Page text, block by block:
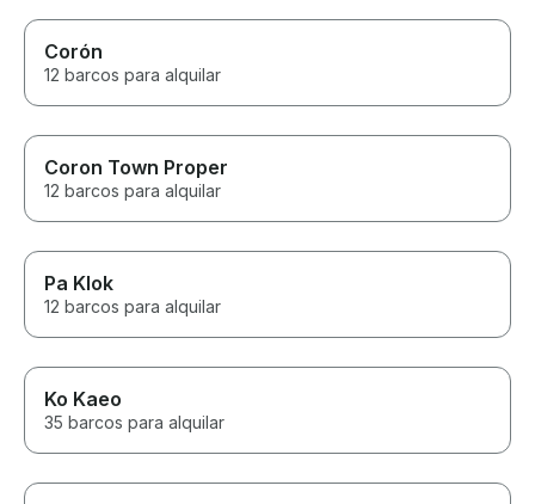
Corón
12 barcos para alquilar
Coron Town Proper
12 barcos para alquilar
Pa Klok
12 barcos para alquilar
Ko Kaeo
35 barcos para alquilar